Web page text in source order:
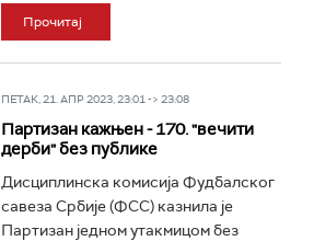
Прочитај
ПЕТАК, 21. АПР 2023, 23:01 -> 23:08
Партизан кажњен - 170. "вечити
дерби" без публике
Дисциплинска комисија Фудбалског
савеза Србије (ФСС) казнила је
Партизан једном утакмицом без